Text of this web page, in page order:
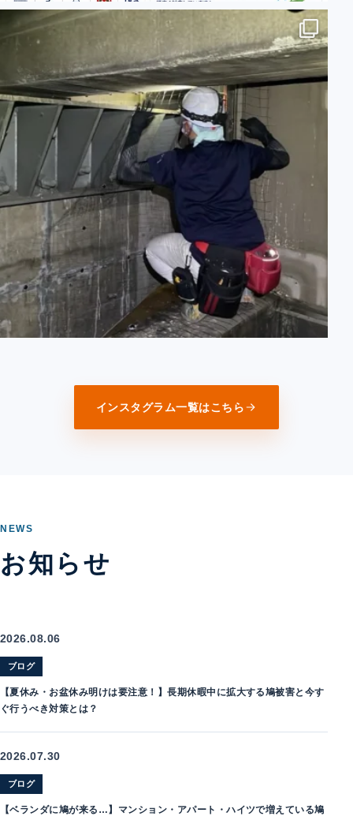
インスタグラム一覧はこちら
NEWS
お知らせ
2026.08.06
ブログ
【夏休み・お盆休み明けは要注意！】長期休暇中に拡大する鳩被害と今す
ぐ行うべき対策とは？
2026.07.30
ブログ
【ベランダに鳩が来る…】マンション・アパート・ハイツで増えている鳩